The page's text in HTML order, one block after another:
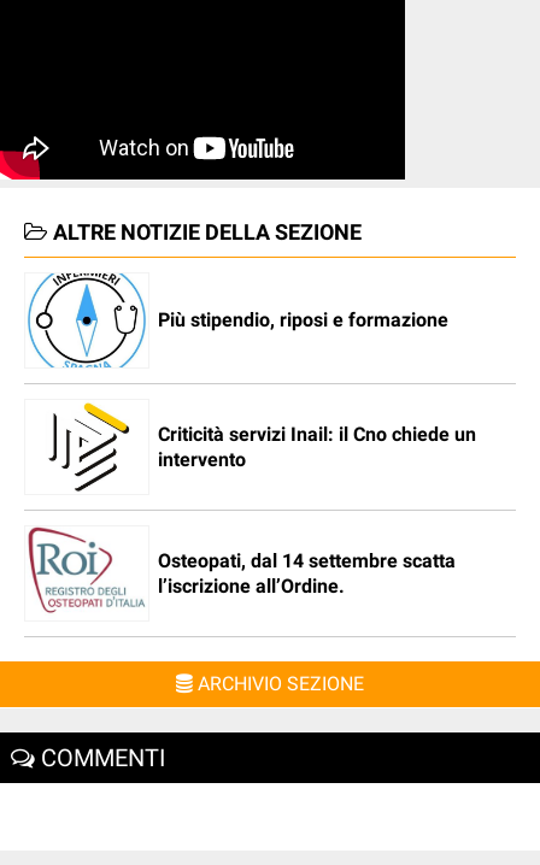
ALTRE NOTIZIE DELLA SEZIONE
Più stipendio, riposi e formazione
Criticità servizi Inail: il Cno chiede un
intervento
Osteopati, dal 14 settembre scatta
l’iscrizione all’Ordine.
ARCHIVIO SEZIONE
COMMENTI